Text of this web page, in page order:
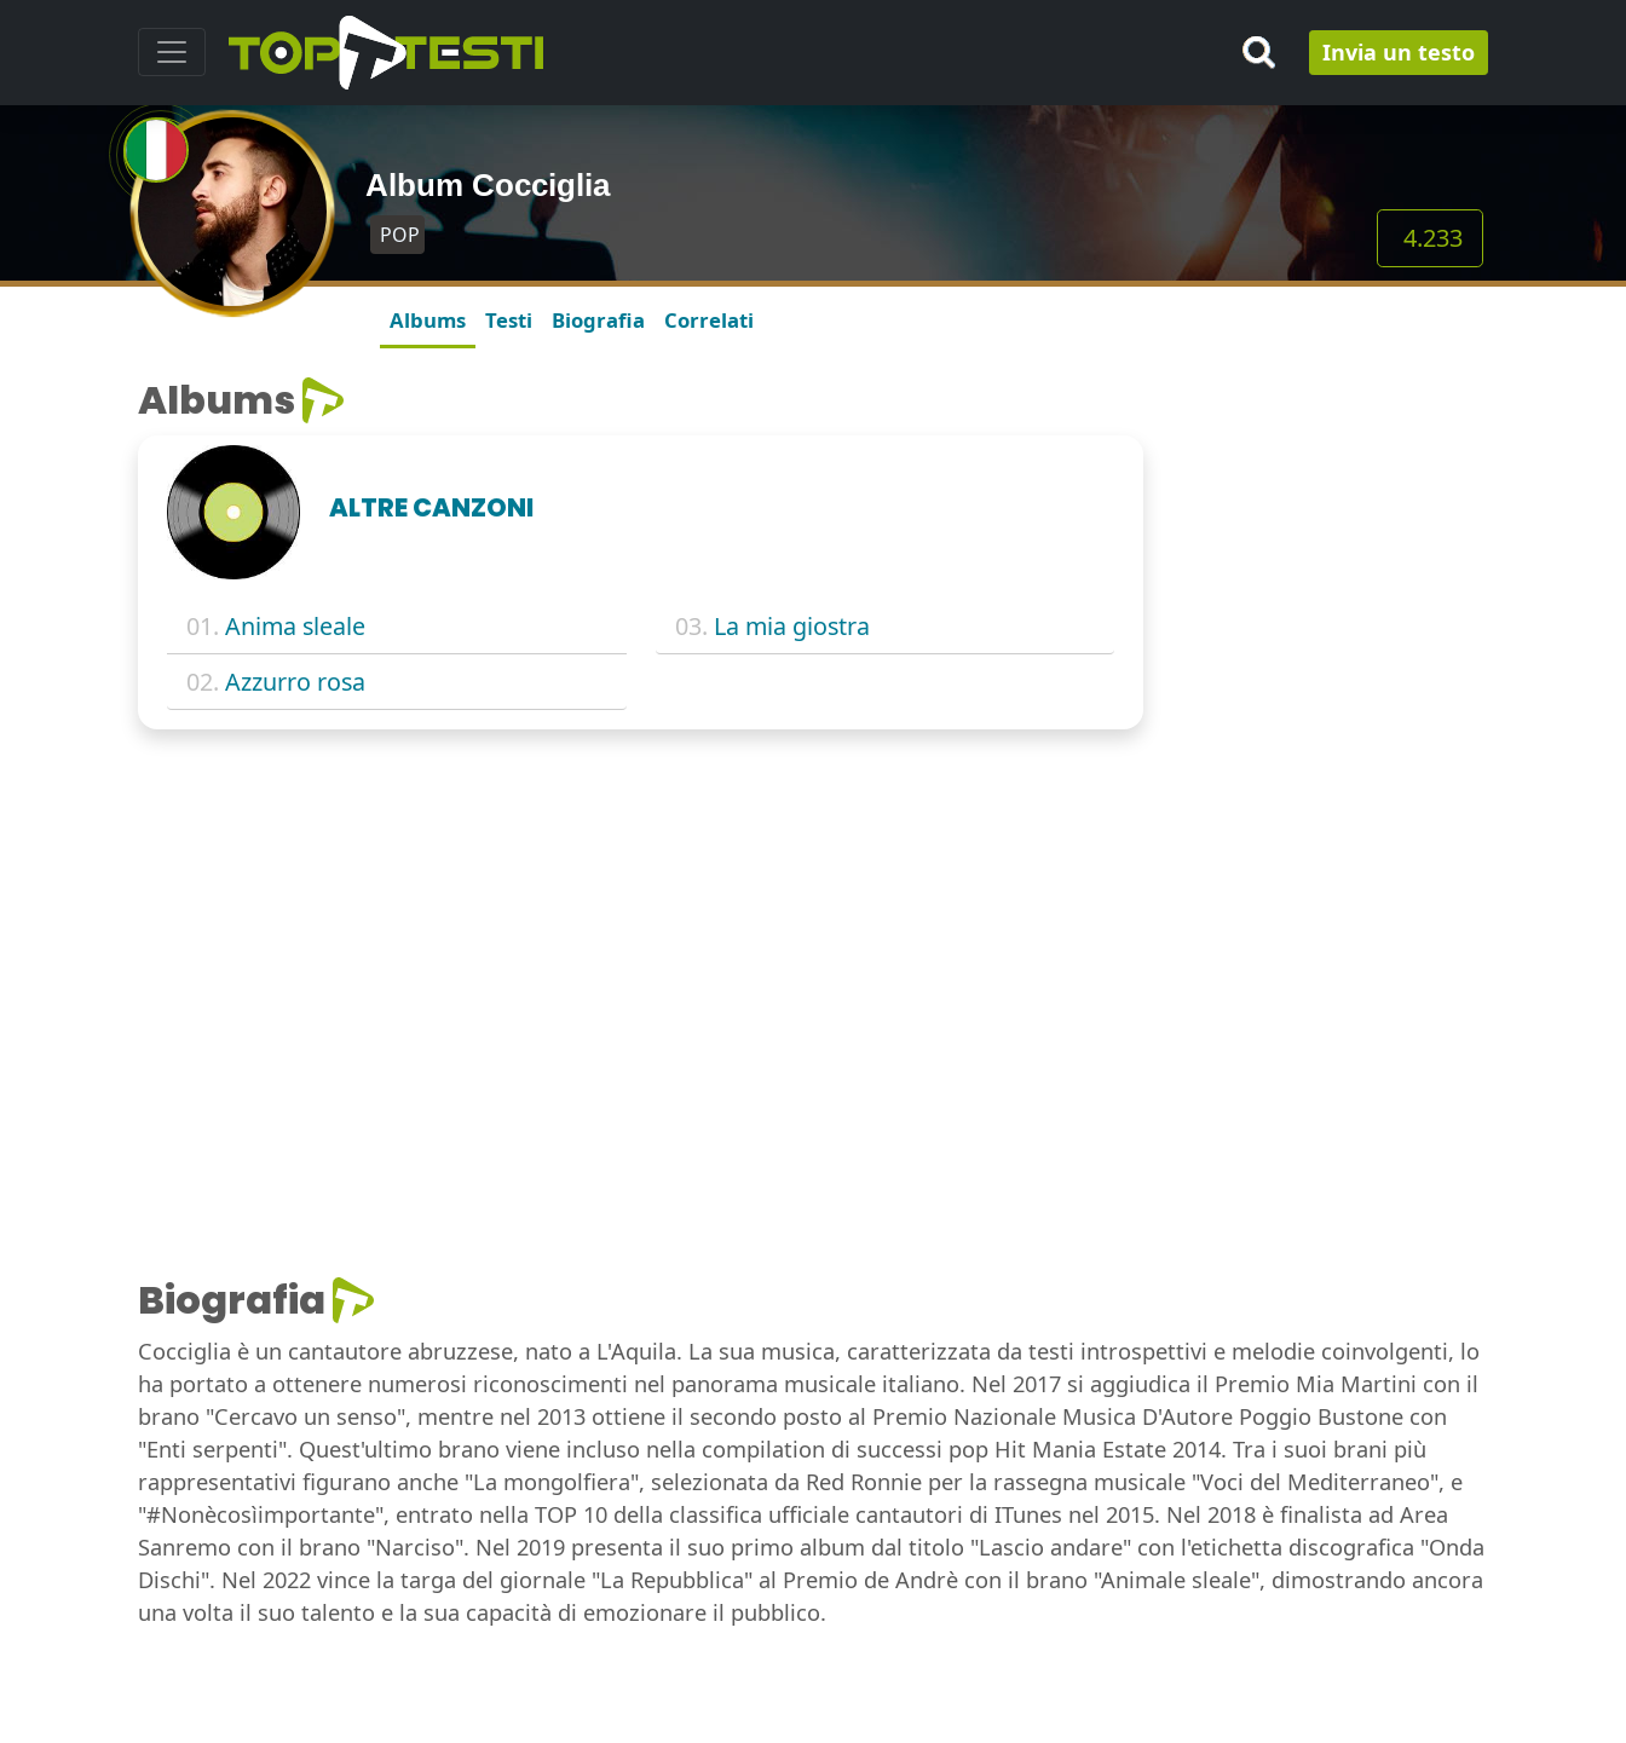
Invia un testo
Album Cocciglia
POP 4.233
Albums Testi Biografia Correlati
Albums
ALTRE CANZONI
01. Anima sleale
02. Azzurro rosa
03. La mia giostra
Biografia
Cocciglia è un cantautore abruzzese, nato a L'Aquila. La sua musica, caratterizzata da testi introspettivi e melodie coinvolgenti, lo
ha portato a ottenere numerosi riconoscimenti nel panorama musicale italiano. Nel 2017 si aggiudica il Premio Mia Martini con il
brano "Cercavo un senso", mentre nel 2013 ottiene il secondo posto al Premio Nazionale Musica D'Autore Poggio Bustone con
"Enti serpenti". Quest'ultimo brano viene incluso nella compilation di successi pop Hit Mania Estate 2014. Tra i suoi brani più
rappresentativi figurano anche "La mongolfiera", selezionata da Red Ronnie per la rassegna musicale "Voci del Mediterraneo", e
"#Nonècosìimportante", entrato nella TOP 10 della classifica ufficiale cantautori di ITunes nel 2015. Nel 2018 è finalista ad Area
Sanremo con il brano "Narciso". Nel 2019 presenta il suo primo album dal titolo "Lascio andare" con l'etichetta discografica "Onda
Dischi". Nel 2022 vince la targa del giornale "La Repubblica" al Premio de Andrè con il brano "Animale sleale", dimostrando ancora
una volta il suo talento e la sua capacità di emozionare il pubblico.